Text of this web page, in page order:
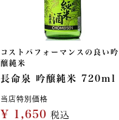
コストパフォーマンスの良い吟
醸純米
長命泉 吟醸純米 720ml
当店特別価格
¥ 1,650 税込